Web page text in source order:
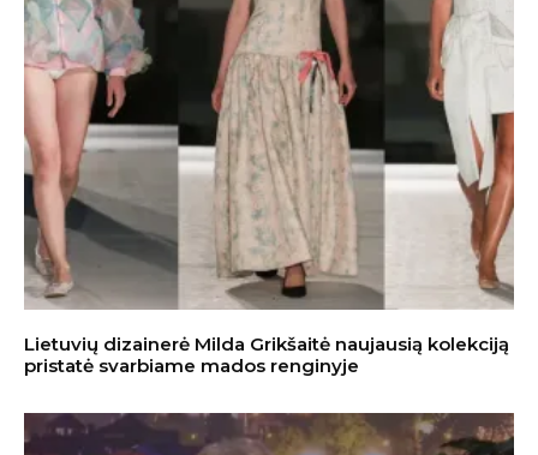
Lietuvių dizainerė Milda Grikšaitė naujausią kolekciją
pristatė svarbiame mados renginyje